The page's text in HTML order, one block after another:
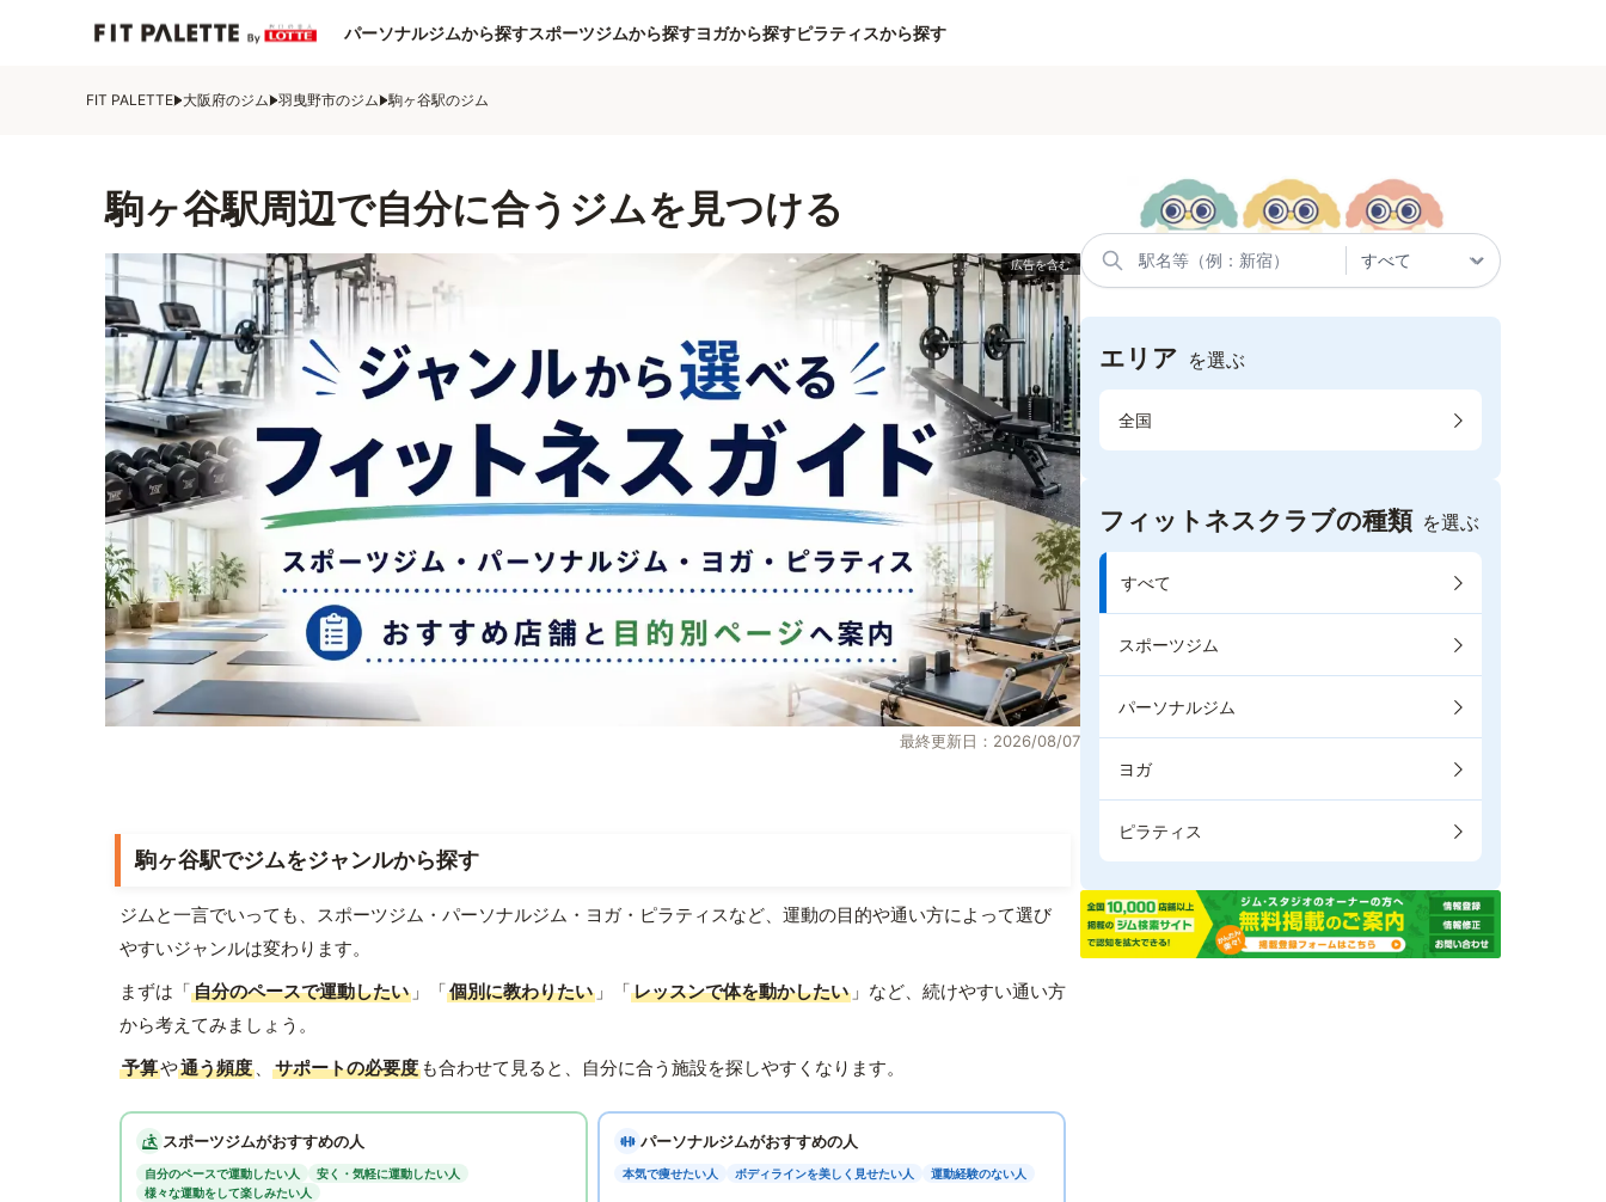
パーソナルジムから探すスポーツジムから探すヨガから探すピラティスから探す
FIT PALETTE 大阪府のジム 羽曳野市のジム 駒ヶ谷駅のジム
駒ヶ谷駅周辺で自分に合うジムを見つける
最終更新日：2026/08/07
駒ヶ谷駅でジムをジャンルから探す
ジムと一言でいっても、スポーツジム・パーソナルジム・ヨガ・ピラティスなど、運動の目的や通い方によって選び
やすいジャンルは変わります。
まずは「自分のペースで運動したい 」「個別に教わりたい 」「レッスンで体を動かしたい 」など、続けやすい通い方
から考えてみましょう。
予算や通う頻度 、 サポートの必要度 も合わせて見ると、自分に合う施設を探しやすくなります。
スポーツジムがおすすめの人
自分のペースで運動したい人
安く・気軽に運動したい人
様々な運動をして楽しみたい人
パーソナルジムがおすすめの人
本気で痩せたい人 ボディラインを美しく見せたい人 運動経験のない人
エリア を選ぶ
全国
フィットネスクラブの種類 を選ぶ
すべて
スポーツジム
パーソナルジム
ヨガ
ピラティス